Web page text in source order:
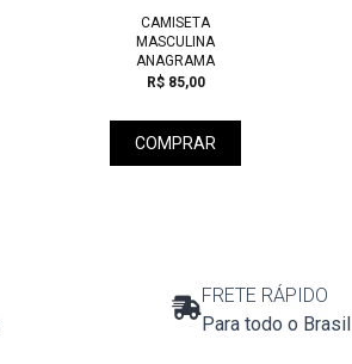
CAMISETA
MASCULINA
ANAGRAMA
R$ 85,00
COMPRAR
FRETE RÁPIDO
Para todo o Brasil